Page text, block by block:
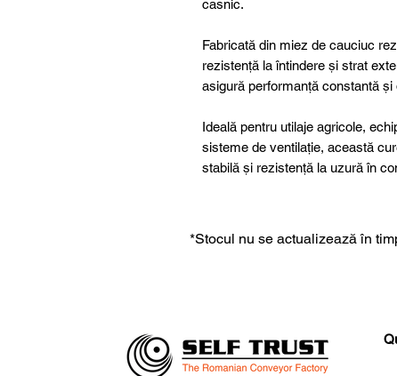
casnic.
Fabricată din miez de cauciuc
rezistență la întindere și strat
asigură performanță constantă și
Ideală pentru utilaje agricole,
sisteme de ventilație, această
stabilă și rezistență la uzură în
*Stocul nu se actualizează în